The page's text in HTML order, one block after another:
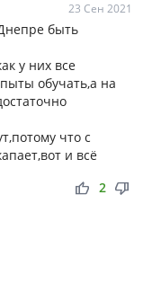
23 Сен 2021
быть
у них все
обучать,а на
что с
и всё
thumb_up thumb_down
2